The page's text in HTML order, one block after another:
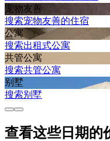
宠物友善
搜索宠物友善的住宿
公寓
搜索出租式公寓
共管公寓
搜索共管公寓
别墅
搜索别墅
查看这些日期的